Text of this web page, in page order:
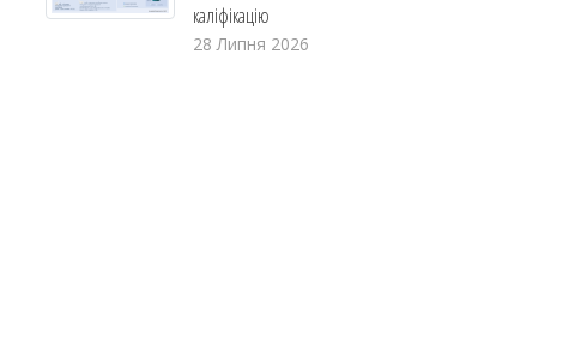
каліфікацію
28 Липня 2026